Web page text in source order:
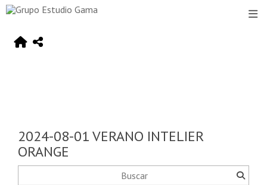
2024-08-01 VERANO INTELIER
ORANGE